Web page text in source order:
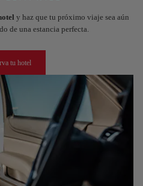
y haz que tu próximo viaje sea aún
de una estancia perfecta.
tu hotel